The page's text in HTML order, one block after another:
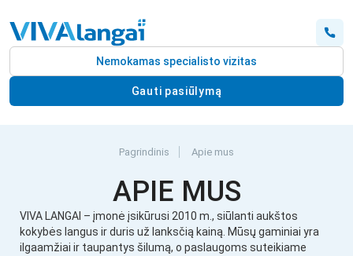
Nemokamas specialisto vizitas
Gauti pasiūlymą
Pagrindinis Apie mus
APIE MUS
VIVA LANGAI – įmonė įsikūrusi 2010 m., siūlanti aukštos
kokybės langus ir duris už lanksčią kainą. Mūsų gaminiai yra
ilgaamžiai ir taupantys šilumą, o paslaugoms suteikiame